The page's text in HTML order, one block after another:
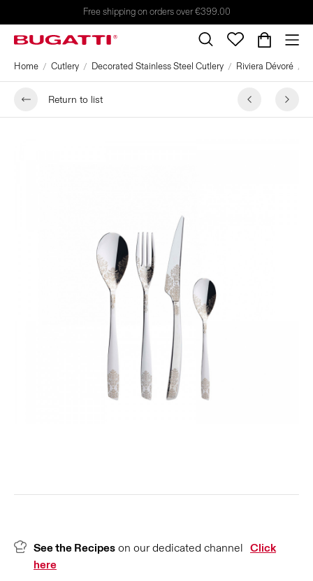
Free shipping on orders over €399.00
Home Cutlery Decorated Stainless Steel Cutlery Riviera Dévoré
Return to list
See the Recipes on our dedicated channel Click
here